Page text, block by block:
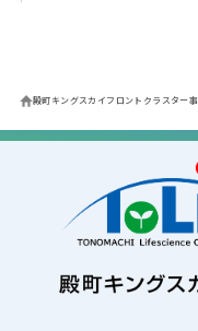
殿町キングスカイフロントクラスター